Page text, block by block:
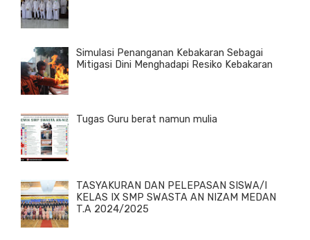
Simulasi Penanganan Kebakaran Sebagai
Mitigasi Dini Menghadapi Resiko Kebakaran
Tugas Guru berat namun mulia
TASYAKURAN DAN PELEPASAN SISWA/I
KELAS IX SMP SWASTA AN NIZAM MEDAN
T.A 2024/2025